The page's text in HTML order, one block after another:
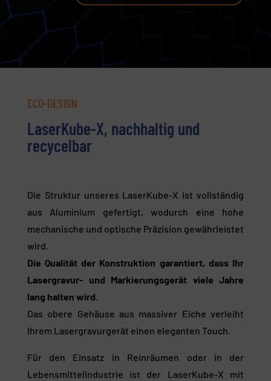
ECO-DESIGN
LaserKube-X, nachhaltig und
recycelbar
Die Struktur unseres LaserKube-X ist vollständig
aus Aluminium gefertigt, wodurch eine hohe
mechanische und optische Präzision gewährleistet
wird.
Die Qualität der Konstruktion garantiert, dass Ihr
Lasergravur- und Markierungsgerät viele Jahre
lang halten wird.
Das obere Gehäuse aus massiver Eiche verleiht
Ihrem Lasergravurgerät einen eleganten Touch.
Für den Einsatz in Reinräumen oder in der
Lebensmittelindustrie ist der LaserKube-X mit